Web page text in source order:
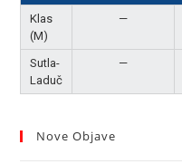
Klas
(M)
—
Sutla-
Laduč
—
Nove Objave